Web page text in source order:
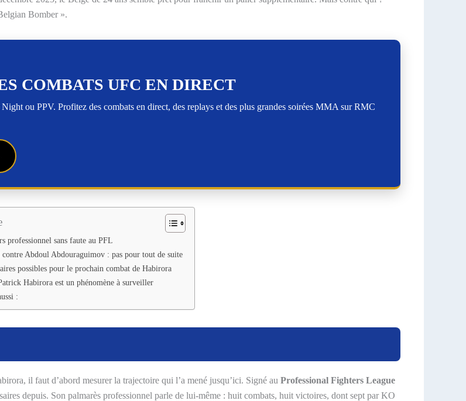
Bomber ».
COMBATS UFC EN DIRECT
ou PPV. Profitez des combats en direct, des replays et des plus grandes soirées MMA sur RMC
professionnel sans faute au PFL
Abdoul Abdouraguimov : pas pour tout de suite
possibles pour le prochain combat de Habirora
Habirora est un phénomène à surveiller
:
il faut d’abord mesurer la trajectoire qui l’a mené jusqu’ici. Signé au Professional Fighters League
depuis. Son palmarès professionnel parle de lui-même : huit combats, huit victoires, dont sept par KO